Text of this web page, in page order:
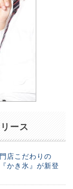
ース
店こだわりの
かき氷』が新登